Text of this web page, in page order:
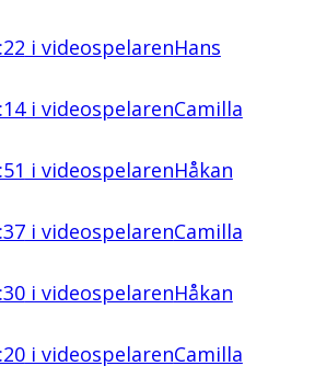
i videospelarenHans
i videospelarenCamilla
i videospelarenHåkan
i videospelarenCamilla
i videospelarenHåkan
i videospelarenCamilla